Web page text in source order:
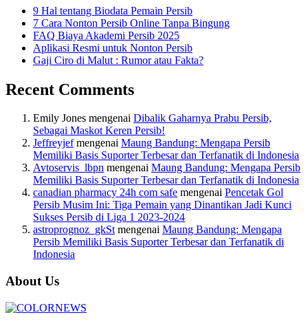
9 Hal tentang Biodata Pemain Persib
7 Cara Nonton Persib Online Tanpa Bingung
FAQ Biaya Akademi Persib 2025
Aplikasi Resmi untuk Nonton Persib
Gaji Ciro di Malut : Rumor atau Fakta?
Recent Comments
Emily Jones mengenai Dibalik Gaharnya Prabu Persib,
Sebagai Maskot Keren Persib!
Jeffreyjefmengenai Maung Bandung: Mengapa Persib
Memiliki Basis Suporter Terbesar dan Terfanatik di Indonesia
Avtoservis_lbpn mengenai Maung Bandung: Mengapa Persib
Memiliki Basis Suporter Terbesar dan Terfanatik di Indonesia
canadian pharmacy 24h com safe mengenai Pencetak Gol
Persib Musim Ini: Tiga Pemain yang Dinantikan Jadi Kunci
Sukses Persib di Liga 1 2023-2024
astroprognoz_gkStmengenai Maung Bandung: Mengapa
Persib Memiliki Basis Suporter Terbesar dan Terfanatik di
Indonesia
About Us